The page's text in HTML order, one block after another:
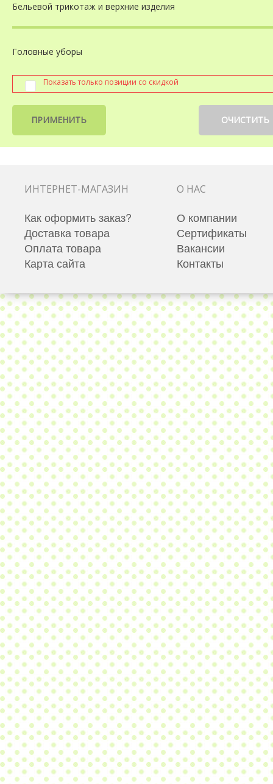
Бельевой трикотаж и верхние изделия
Головные уборы
Показать только позиции со скидкой
ПРИМЕНИТЬ ОЧИСТИТЬ
ИНТЕРНЕТ-МАГАЗИН
Как оформить заказ?
Доставка товара
Оплата товара
Карта сайта
О НАС
О компании
Сертификаты
Вакансии
Контакты